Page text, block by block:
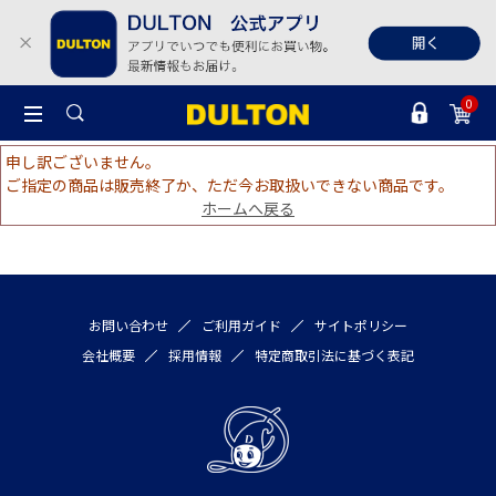
0
申し訳ございません。
ご指定の商品は販売終了か、ただ今お取扱いできない商品です。
ホームへ戻る
お問い合わせ ご利用ガイド
サイトポリシー
会社概要
採用情報 特定商取引法に基づく表記